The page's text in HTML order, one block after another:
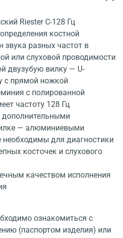
Riester С-128 Гц
костной
звука разных частот в
или слуховой проводимости
двузубую вилку — U-
с прямой ножкой
с полированной
частоту 128 Гц
— алюминиевыми
необходимы для диагностики
косточек и слухового
качеством исполнения
ознакомиться с
(паспортом изделия) или